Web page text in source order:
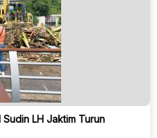
LH Jaktim Turun